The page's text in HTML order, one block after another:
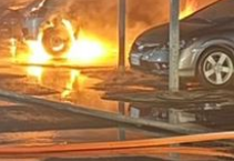
18:15